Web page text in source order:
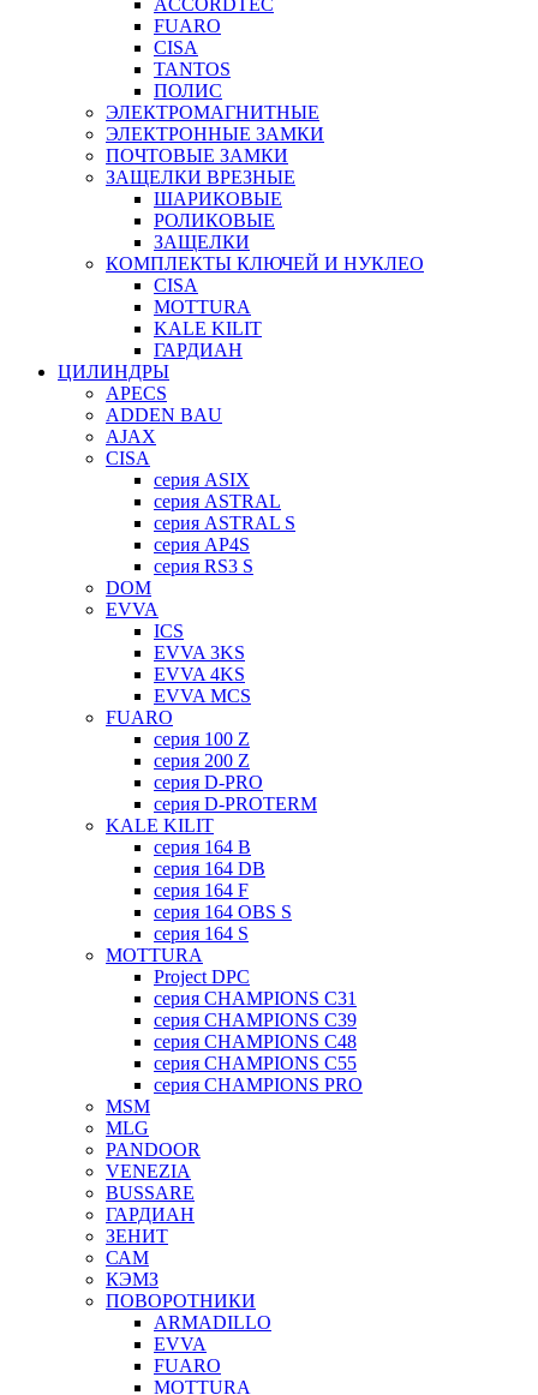
FUARO
CISA
TANTOS
ПОЛИС
ЭЛЕКТРОМАГНИТНЫЕ
ЭЛЕКТРОННЫЕ ЗАМКИ
ПОЧТОВЫЕ ЗАМКИ
ЗАЩЕЛКИ ВРЕЗНЫЕ
ШАРИКОВЫЕ
РОЛИКОВЫЕ
ЗАЩЕЛКИ
КОМПЛЕКТЫ КЛЮЧЕЙ И НУКЛЕО
CISA
MOTTURA
KALE KILIT
ГАРДИАН
ЦИЛИНДРЫ
APECS
ADDEN BAU
AJAX
CISA
серия ASIX
серия ASTRAL
серия ASTRAL S
серия AP4S
серия RS3 S
DOM
EVVA
ICS
EVVA 3KS
EVVA 4KS
EVVA MCS
FUARO
серия 100 Z
серия 200 Z
серия D-PRO
серия D-PROTERM
KALE KILIT
серия 164 B
серия 164 DB
серия 164 F
серия 164 OBS S
серия 164 S
MOTTURA
Project DPC
серия CHAMPIONS C31
серия CHAMPIONS C39
серия CHAMPIONS C48
серия CHAMPIONS C55
серия CHAMPIONS PRO
MSM
MLG
PANDOOR
VENEZIA
BUSSARE
ГАРДИАН
ЗЕНИТ
САМ
КЭМЗ
ПОВОРОТНИКИ
ARMADILLO
EVVA
FUARO
MOTTURA